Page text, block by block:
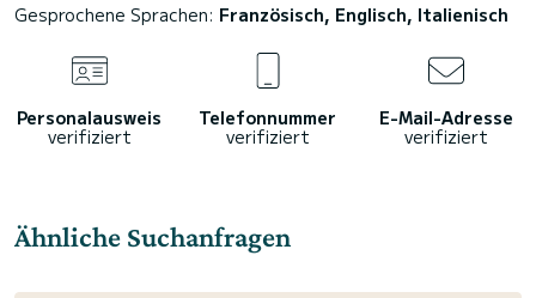
Gesprochene Sprachen: Französisch, Englisch, Italienisch
Personalausweis
verifiziert
Telefonnummer
verifiziert
E-Mail-Adresse
verifiziert
Ähnliche Suchanfragen